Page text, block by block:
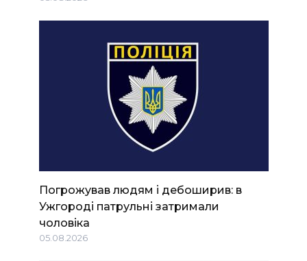
Погрожував людям і дебоширив: в
Ужгороді патрульні затримали
чоловіка
05.08.2026